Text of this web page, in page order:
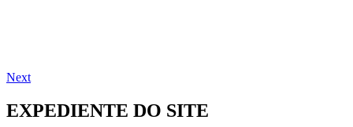
Next
EXPEDIENTE DO SITE